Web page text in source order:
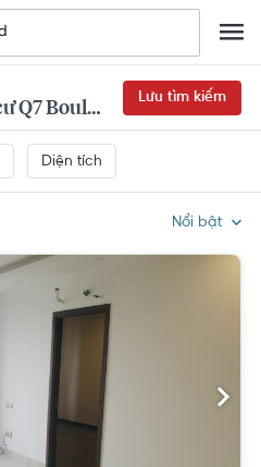
Mua bán căn hộ chung cư Q7 Boulevard Quận 7 đẹp,
Lưu tìm kiếm
Diện tích
Nổi bật